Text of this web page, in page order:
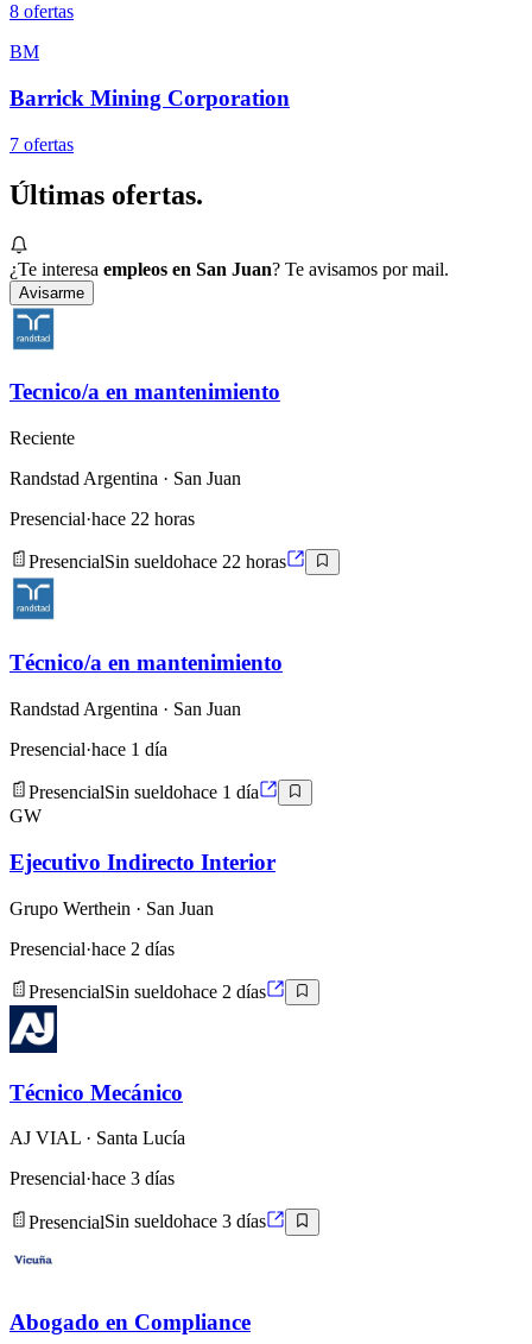
8 ofertas
BM
Barrick Mining Corporation
7 ofertas
Últimas ofertas.
¿Te interesa empleos en San Juan? Te avisamos por mail.
Avisarme
Tecnico/a en mantenimiento
Reciente
Randstad Argentina · San Juan
Presencial·hace 22 horas
PresencialSin sueldohace 22 horas
Técnico/a en mantenimiento
Randstad Argentina · San Juan
Presencial·hace 1 día
PresencialSin sueldohace 1 día
GW
Ejecutivo Indirecto Interior
Grupo Werthein · San Juan
Presencial·hace 2 días
PresencialSin sueldohace 2 días
Técnico Mecánico
AJ VIAL · Santa Lucía
Presencial·hace 3 días
PresencialSin sueldohace 3 días
Abogado en Compliance